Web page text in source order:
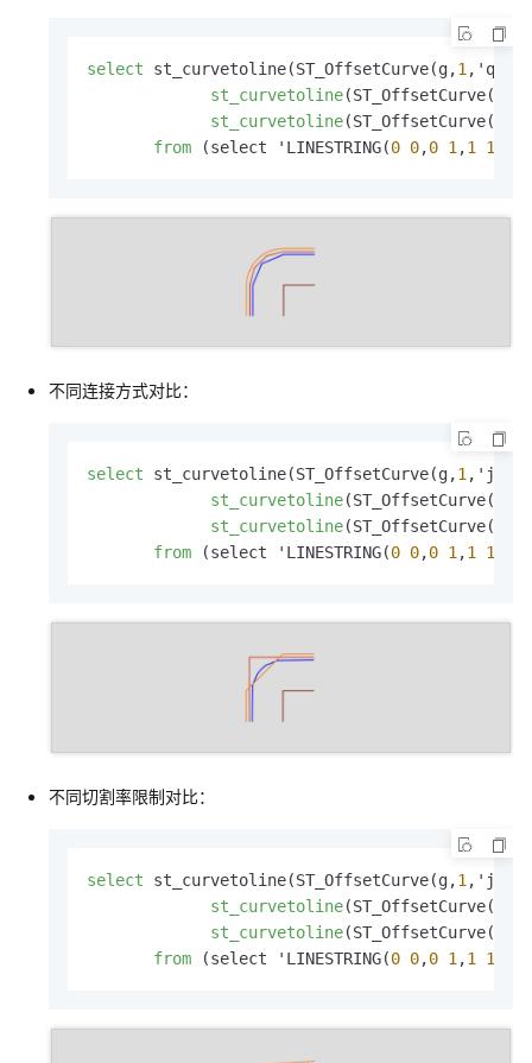
select st_curvetoline(ST_OffsetCurve(g,1
st_curvetoline(ST_OffsetCurve(g,
st_curvetoline(ST_OffsetCurve(g,
from (select 'LINESTRING(0 0,0 1 ,1 1
不同连接方式对比：
select st_curvetoline(ST_OffsetCurve(g,1
st_curvetoline(ST_OffsetCurve(g,
st_curvetoline(ST_OffsetCurve(g,
from (select 'LINESTRING(0 0,0 1 ,1 1
不同切割率限制对比：
select st_curvetoline(ST_OffsetCurve(g,1
st_curvetoline(ST_OffsetCurve(g,
st_curvetoline(ST_OffsetCurve(g,
from (select 'LINESTRING(0 0,0 1,1 1